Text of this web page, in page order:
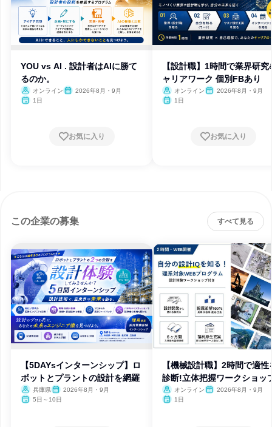
YOU vs AI . 設計者はAIに勝て
るのか。
オンライン
2026年8月・9月
1日
お気に入り
【設計職】1時間で業界研究
ャリアワーク 個別FBあり
オンライン
2026年8月・9月
1日
お気に入り
この企業の募集 すべて見る
【5DAYsインターンシップ】ロ
ボットとプラントの設計を網羅
兵庫県
2026年8月・9月
5日～10日
【機械設計職】2時間で適性
診断!立体把握ワークショッ
オンライン
2026年8月・9月
1日